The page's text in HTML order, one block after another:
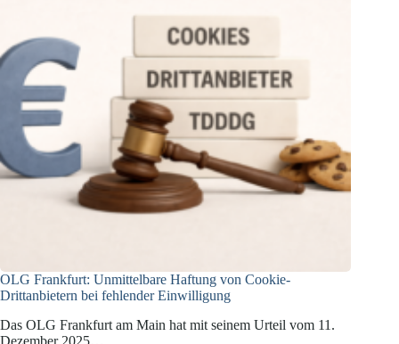
OLG Frankfurt: Unmittelbare Haftung von Cookie-
Drittanbietern bei fehlender Einwilligung
Das OLG Frankfurt am Main hat mit seinem Urteil vom 11.
Dezember 2025…